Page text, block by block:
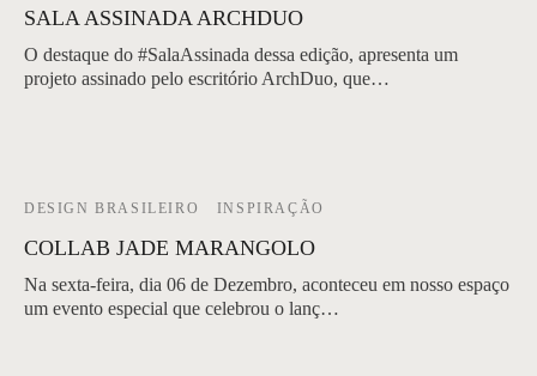
SALA ASSINADA ARCHDUO
O destaque do #SalaAssinada dessa edição, apresenta um
projeto assinado pelo escritório ArchDuo, que…
DESIGN BRASILEIRO INSPIRAÇÃO
COLLAB JADE MARANGOLO
Na sexta-feira, dia 06 de Dezembro, aconteceu em nosso espaço
um evento especial que celebrou o lanç…